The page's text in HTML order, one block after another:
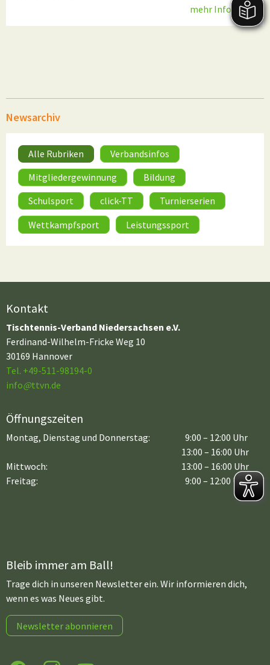
mehr Infos
Newsarchiv
Alle Rubriken
Verbandsinfos
Mitgliedergewinnung
Bildung
Schulsport
click-TT
Turnierserien
Wettkampfsport
Leistungssport
Kontakt
Tischtennis-Verband Niedersachsen e.V.
Ferdinand-Wilhelm-Fricke Weg 10
30169 Hannover
Tel. +49-511-98194-0
info@ttvn.de
Öffnungszeiten
Montag, Dienstag und Donnerstag:
9:00 – 12:00 Uhr
13:00 – 16:00 Uhr
Mittwoch:
Freitag:
13:00 – 16:00 Uhr
9:00 – 12:00 Uhr
Bleib immer am Ball!
Trage dich in unseren Newsletter ein. Wir informieren dich,
wenn es was Neues gibt.
Newsletter abonnieren